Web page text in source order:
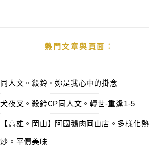
熱門文章與頁面︰
同人文。殺鈴。妳是我心中的掛念
犬夜叉。殺鈴CP同人文。轉世-重逢1-5
【高雄。岡山】阿國鵝肉岡山店。多樣化熱
炒。平價美味